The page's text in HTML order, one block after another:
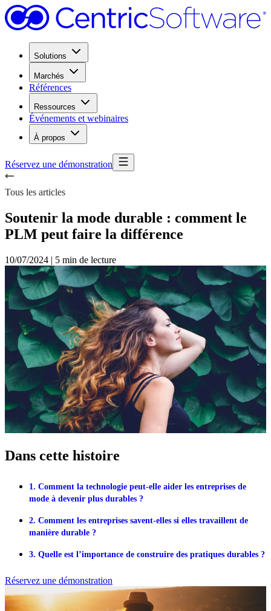
Solutions
Marchés
Références
Ressources
Événements et webinaires
À propos
Réservez une démonstration
Tous les articles
Soutenir la mode durable : comment le
PLM peut faire la différence
10/07/2024 | 5 min de lecture
Dans cette histoire
1. Comment la technologie peut-elle aider les entreprises de
mode à devenir plus durables ?
2. Comment les entreprises savent-elles si elles travaillent de
manière durable ?
3. Quelle est l’importance de construire des pratiques durables ?
Réservez une démonstration